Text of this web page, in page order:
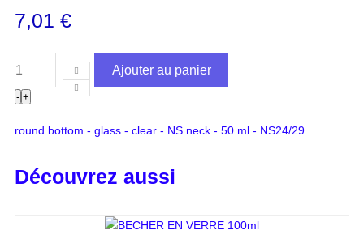
7,01 €
- +
Ajouter au panier
round bottom - glass - clear - NS neck - 50 ml - NS24/29
Découvrez aussi